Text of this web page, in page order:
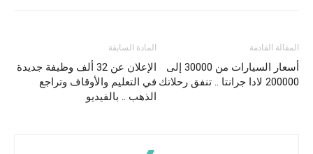
المادة السابقة
الإعلان عن 32 ألف وظيفة جديدة
في التعليم والأوقاف وتراجع
الذهب .. بالفيديو
المقالة القادمة
أسعار السيارات من 30000 إلى
200000 لادا جرانتا .. تنفق رحلاتك